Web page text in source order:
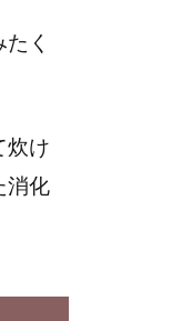
く
炊け
消化